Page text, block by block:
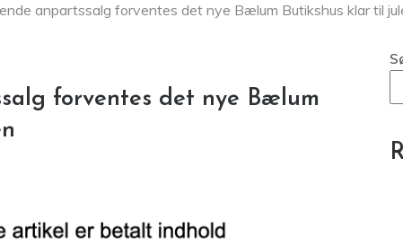
anpartssalg forventes det nye Bælum Butikshus klar til
forventes det nye Bælum